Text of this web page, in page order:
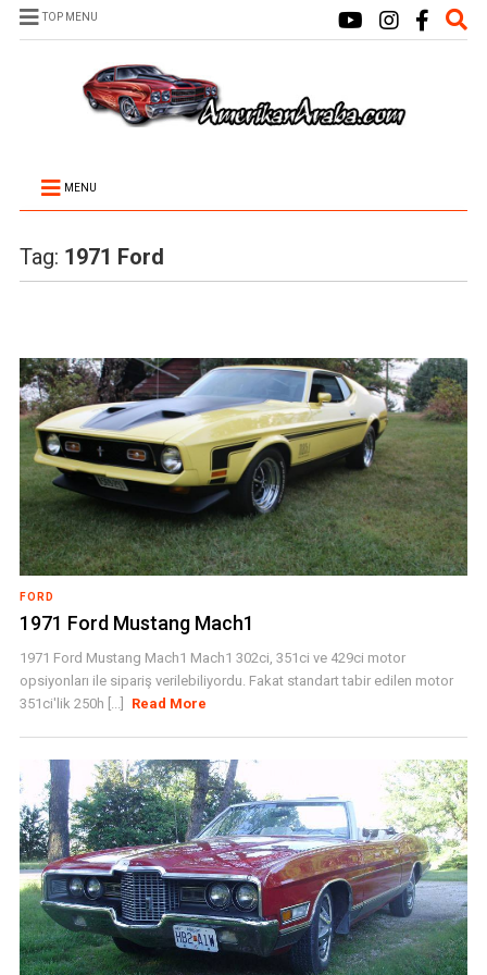
TOP MENU
MENU
Tag: 1971 Ford
FORD
1971 Ford Mustang Mach1
1971 Ford Mustang Mach1 Mach1 302ci, 351ci ve 429ci motor
opsiyonları ile sipariş verilebiliyordu. Fakat standart tabir edilen motor
351ci'lik 250h [...]
Read More